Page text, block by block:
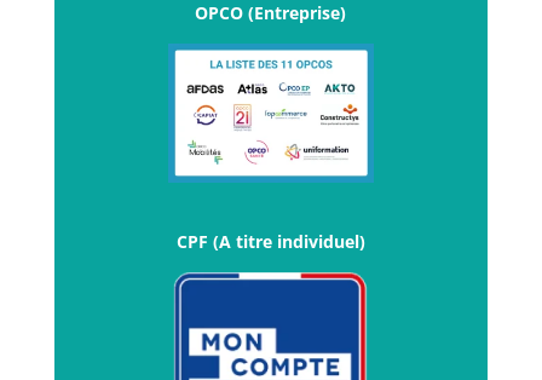
OPCO (Entreprise)
CPF (A titre individuel)